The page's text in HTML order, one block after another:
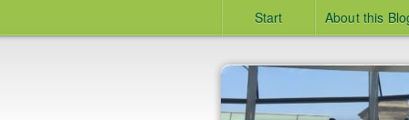
Start About this